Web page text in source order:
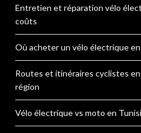
Entretien et réparation vélo
coûts
Où acheter un vélo électrique
Routes et itinéraires cyclistes
région
Vélo électrique vs moto en